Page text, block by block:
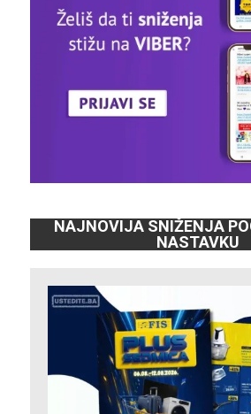
NAJNOVIJA SNIŽENJA
NASTAVKU